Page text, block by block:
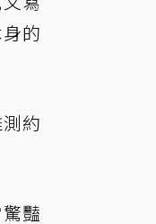
的
約
豔